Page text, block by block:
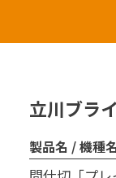
立川ブラ
製品名 / 機種名